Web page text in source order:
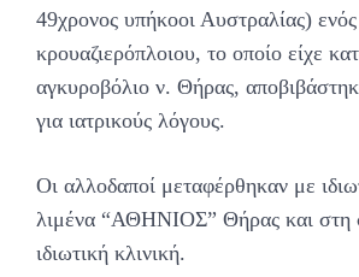
49χρονος υπήκοοι Αυστραλίας) ενός
κρουαζιερόπλοιου, το οποίο είχε
αγκυροβόλιο ν. Θήρας,
για ιατρικούς λόγους.
Οι αλλοδαποί μεταφέρθηκαν με
λιμένα “ΑΘΗΝΙΟΣ” Θήρας και στη
ιδιωτική κλινική.